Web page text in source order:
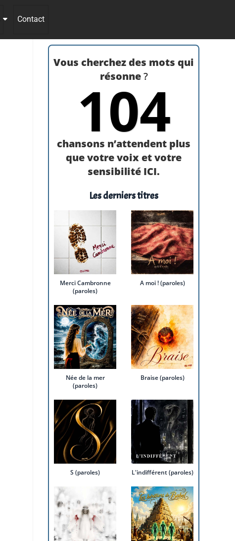
Contact
Vous cherchez des mots qui
résonne?
104
chansons n’attendent plus
que votre voix et votre
sensibilité ICI.
Les derniers titres
Merci Cambronne
(paroles)
A moi ! (paroles)
Née de la mer
(paroles)
Braise (paroles)
S (paroles) L'indifférent (paroles)